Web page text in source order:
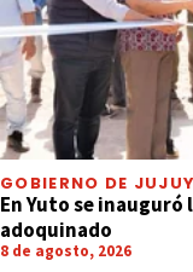
GOBIERNO DE JUJUY
En Yuto se
adoquinado
8 de agosto, 2026